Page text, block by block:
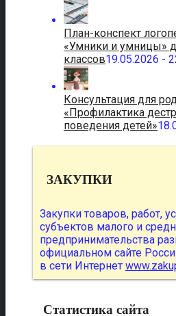
План-конспект
«Умники и умницы»
классов19.05.2026 -
Консультация для
«Профилактика
поведения детей»
ЗАКУПКИ
Закупки товаров, работ,
субъектов малого и
предпринимательства
официальном сайте
в сети Интернет
Статистика сайта